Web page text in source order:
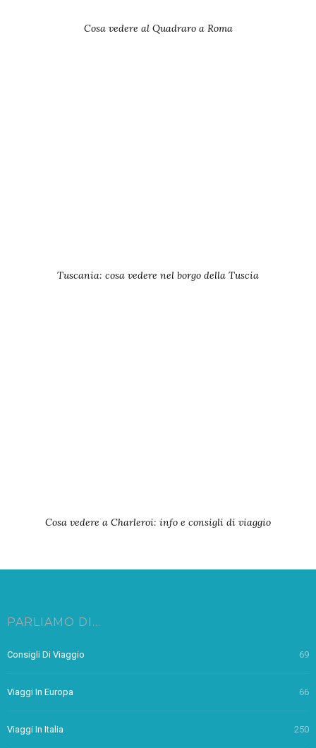
Cosa vedere al Quadraro a Roma
Tuscania: cosa vedere nel borgo della Tuscia
Cosa vedere a Charleroi: info e consigli di viaggio
PARLIAMO DI…
Consigli Di Viaggio 69
Viaggi In Europa 66
Viaggi In Italia 250